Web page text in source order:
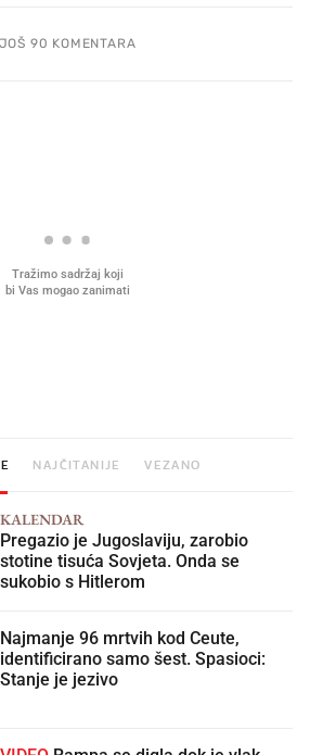
JOŠ 90 KOMENTARA
NAJČITANIJE VEZANO
KALENDAR
Pregazio je Jugoslaviju, zarobio
stotine tisuća Sovjeta. Onda se
sukobio s Hitlerom
Najmanje 96 mrtvih kod Ceute,
identificirano samo šest. Spasioci:
Stanje je jezivo